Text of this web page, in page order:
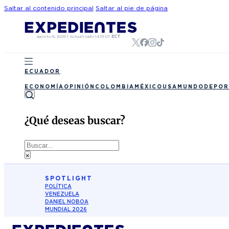
Saltar al contenido principal Saltar al pie de página
agosto 8, 2026 | Actualizado 14:01:07 ECT
ECUADOR
ECONOMÍA OPINIÓN COLOMBIA MÉXICO USA MUNDO
¿Qué deseas buscar?
Buscar
×
SPOTLIGHT
POLÍTICA
VENEZUELA
DANIEL NOBOA
MUNDIAL 2026